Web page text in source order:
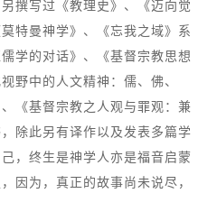
撰写过《教理史》、《迈向觉
特曼神学》、《忘我之域》系
学的对话》、《基督宗教思想
野中的人文精神：儒、佛、
《基督宗教之人观与罪观：兼
除此另有译作以及发表多篇学
，终生是神学人亦是福音启蒙
因为，真正的故事尚未说尽，